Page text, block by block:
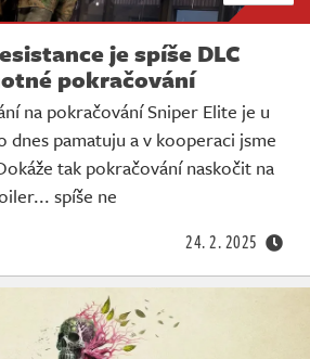
je spíše DLC
pokračování
na pokračování Sniper Elite je u
dnes pamatuju a v kooperaci jsme
tak pokračování naskočit na
spíše ne
24. 2. 2025